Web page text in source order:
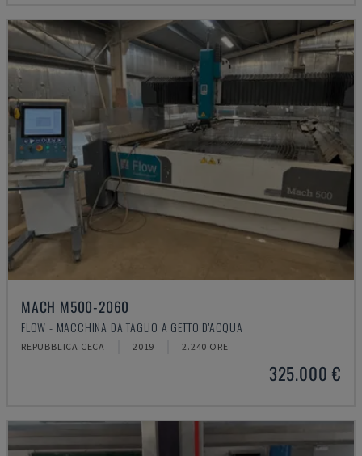
MACH M500-2060
FLOW - MACCHINA DA TAGLIO A GETTO D'ACQUA
REPUBBLICA CECA 2019 2.240 ORE
325.000 €